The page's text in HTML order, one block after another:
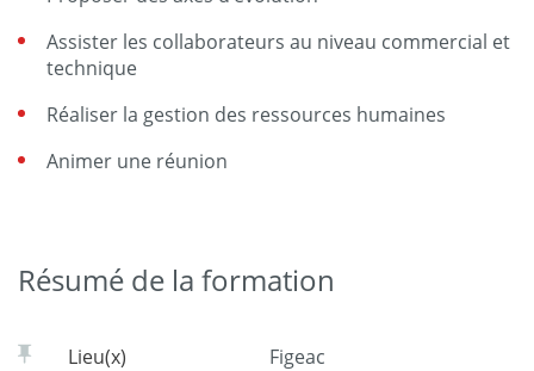
Assister les collaborateurs au niveau commercial et
technique
Réaliser la gestion des ressources humaines
Animer une réunion
Résumé de la formation
Lieu(x) Figeac